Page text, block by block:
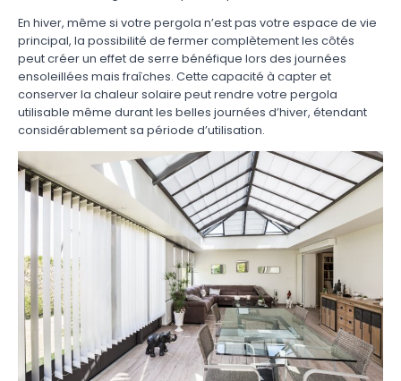
En hiver, même si votre pergola n’est pas votre espace de vie
principal, la possibilité de fermer complètement les côtés
peut créer un effet de serre bénéfique lors des journées
ensoleillées mais fraîches. Cette capacité à capter et
conserver la chaleur solaire peut rendre votre pergola
utilisable même durant les belles journées d’hiver, étendant
considérablement sa période d’utilisation.